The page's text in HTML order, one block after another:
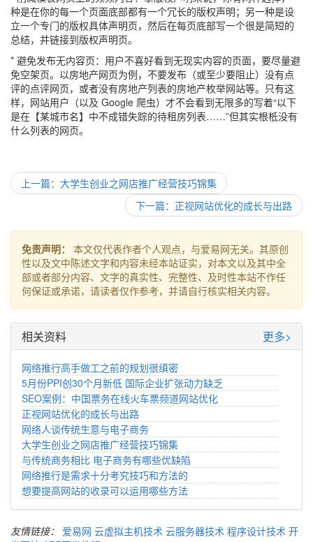
种是在你的每一个页面底部都有一个冗长的版权声明；另一种是设
立一个专门的版权具体声明页，然后在每页底部写一个很是简短的
总结，并链接到版权声明页。
* 避免发布无内容页：用户不喜好看到无现实内容的页面，要尽量避
免空架页。以房地产网页为例，不要发布（或至少要阻止）没有点
评的点评网页，或者没有房地产列表的房地产枚举网站等。只有这
样，网站用户（以及 Google 爬虫）才不会看到无限多的写着“以下
是在【某城市名】中不成错失踪的待租房列表……”但其实根柢没有
什么列表的网页。
上一篇：大学生创业之网店推广经营技巧锦集
下一篇：正视网站优化的成长与出路
免责声明：
本文仅代表作者个人观点，与爱易网无关。其原创
性以及文中陈述文字和内容未经本站证实，对本文以及其中全
部或者部分内容、文字的真实性、完整性、及时性本站不作任
何保证或承诺，请读者仅作参考，并请自行核实相关内容。
相关资料 更多>
网络推行高手做工之前的规划很缜密
5月份PPI创30个月新低 国际企业扩张动力缺乏
SEO案例：中国票务在线火车票频道网站优化
正视网站优化的成长与出路
网络人谈传统生意与电子商务
大学生创业之网店推广经营技巧锦集
与传统商务相比 电子商务有哪些优缺陷
网络推行是需求十分考究技巧和方法的
想要提高网站的收录可以运用哪些方法
友情链接： 爱易网 云虚拟主机技术 云服务器技术 程序设计技术 开